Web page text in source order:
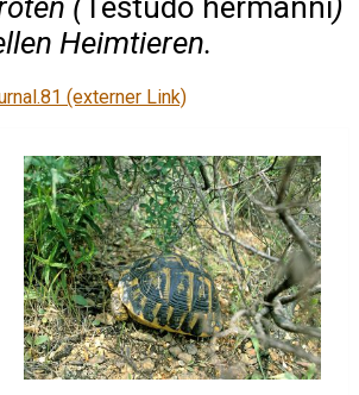
Heimtieren.
(externer Link)